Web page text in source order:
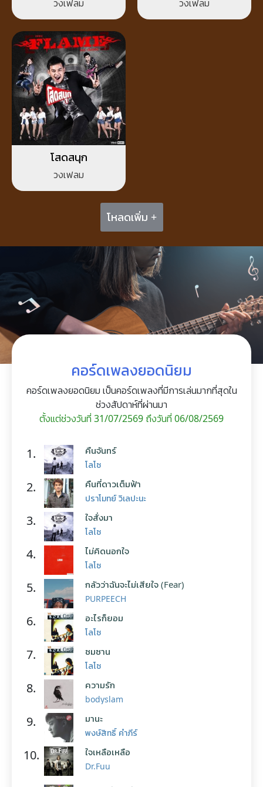
วงเฟลม วงเฟลม
โสดสนุก
วงเฟลม
โหลดเพิ่ม +
คอร์ดเพลงยอดนิยม
คอร์ดเพลงยอดนิยม เป็นคอร์ดเพลงที่มีการเล่นมากที่สุดใน
ช่วงสัปดาห์ที่ผ่านมา
ตั้งแต่ช่วงวันที่ 31/07/2569 ถึงวันที่ 06/08/2569
1. คืนจันทร์
โลโซ
2. คืนที่ดาวเต็มฟ้า
ปราโมทย์ วิเลปะนะ
3. ใจสั่งมา
โลโซ
4. ไม่คิดนอกใจ
โลโซ
5. กลัวว่าฉันจะไม่เสียใจ (Fear)
PURPEECH
6. อะไรก็ยอม
โลโซ
7. ซมซาน
โลโซ
8. ความรัก
bodyslam
9. มานะ
พงษ์สิทธิ์ คำภีร์
10. ใจเหลือเหลือ
Dr.Fuu